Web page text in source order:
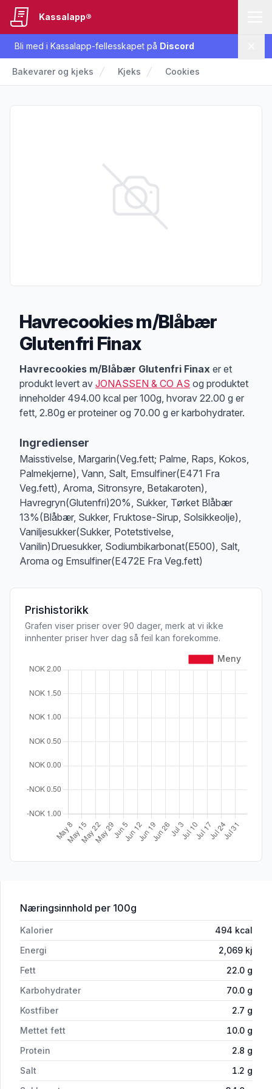
Bli med i Kassalapp-fellesskapet på Discord
Kassalapp®
Bakevarer og kjeks Kjeks Cookies
Havrecookies m/Blåbær
Glutenfri Finax
Produktbeskrivelse
Havrecookies m/Blåbær Glutenfri Finax er et
produkt levert av JONASSEN & CO AS og produktet
inneholder 494.00 kcal per 100g, hvorav 22.00 g er
fett, 2.80g er proteiner og 70.00 g er karbohydrater.
Ingredienser
Maisstivelse, Margarin(Veg.fett; Palme, Raps, Kokos,
Palmekjerne), Vann, Salt, Emsulfiner(E471 Fra
Veg.fett), Aroma, Sitronsyre, Betakaroten),
Havregryn(Glutenfri)20%, Sukker, Tørket Blåbær
13%(Blåbær, Sukker, Fruktose-Sirup, Solsikkeolje),
Vaniljesukker(Sukker, Potetstivelse,
Vanilin)Druesukker, Sodiumbikarbonat(E500), Salt,
Aroma og Emsulfiner(E472E Fra Veg.fett)
Prishistorikk
Grafen viser priser over 90 dager, merk at vi ikke
innhenter priser hver dag så feil kan forekomme.
Næringsinnhold for 'Havrecookies m/Blåbær Glutenfri
per 100g
Kalorier 494 kcal
Energi
2,069 kj
Fett
22.0 g
Karbohydrater
70.0 g
Kostfiber
2.7 g
Mettet fett
10.0 g
Protein
2.8 g
Salt
1.2 g